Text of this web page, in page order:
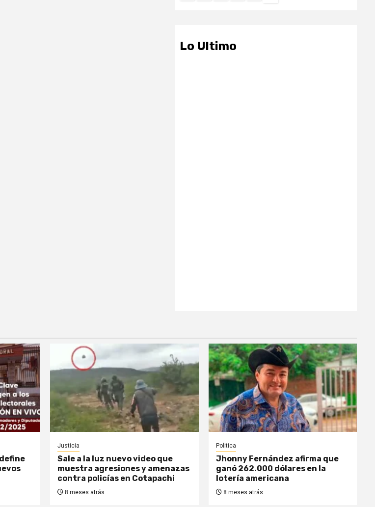
Lo Ultimo
Justicia
Sale a la luz nuevo video que
muestra agresiones y amenazas
contra policías en Cotapachi
8 meses atrás
Politica
Jhonny Fernández afirma que
ganó 262.000 dólares en la
lotería americana
8 meses atrás